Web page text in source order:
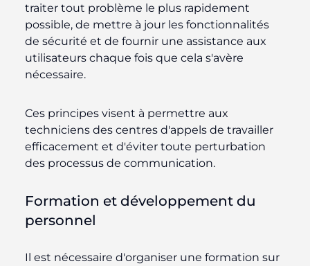
traiter tout problème le plus rapidement
possible, de mettre à jour les fonctionnalités
de sécurité et de fournir une assistance aux
utilisateurs chaque fois que cela s'avère
nécessaire.
Ces principes visent à permettre aux
techniciens des centres d'appels de travailler
efficacement et d'éviter toute perturbation
des processus de communication.
Formation et développement du
personnel
Il est nécessaire d'organiser une formation sur